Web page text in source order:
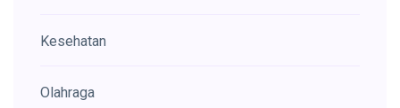
Kesehatan
Olahraga